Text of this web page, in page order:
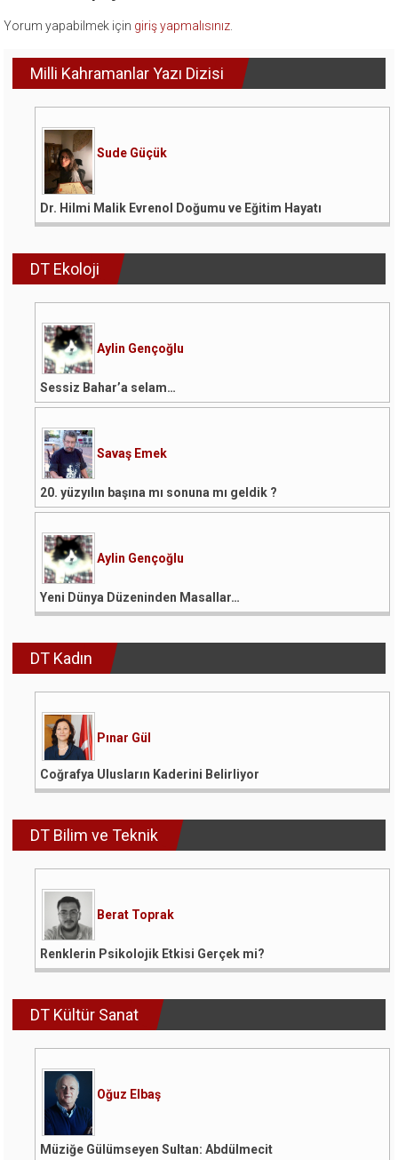
Yorum yapabilmek için giriş yapmalısınız
Milli Kahramanlar Yazı Dizisi
Sude Güçük
Dr. Hilmi Malik Evrenol Doğumu ve Eğitim Hayatı
DT Ekoloji
Aylin Gençoğlu
Sessiz Bahar’a selam…
Savaş Emek
20. yüzyılın başına mı sonuna mı geldik ?
Aylin Gençoğlu
Yeni Dünya Düzeninden Masallar…
DT Kadın
Pınar Gül
Coğrafya Ulusların Kaderini Belirliyor
DT Bilim ve Teknik
Berat Toprak
Renklerin Psikolojik Etkisi Gerçek mi?
DT Kültür Sanat
Oğuz Elbaş
Müziğe Gülümseyen Sultan: Abdülmecit